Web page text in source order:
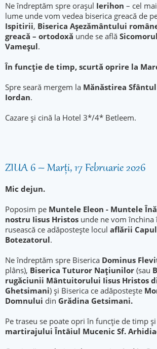
Ne îndreptăm spre oraşul Ierihon – cel
lume unde vom vedea biserica greacă de
Ispitirii, Biserica Aşezământului
greacă – ortodoxă unde se află
Vameșul.
În funcție de timp, scurtă oprire la
Spre seară mergem la Mănăstirea
Iordan.
Cazare şi cină la Hotel 3*/4* Betleem.
ZIUA 6 – Marți, 17 Februarie 2026
Mic dejun.
Poposim pe Muntele Eleon - Muntele
nostru Iisus Hristos unde ne vom închina
rusească ce adăpostește locul aflării
Botezatorul.
Ne îndreptăm spre Biserica Dominus
plâns), Biserica Tuturor Naţiunilor (sau
rugăciunii Mântuitorului Iisus Hristos
Ghetsimani) şi Biserica ce adăpostește
Domnului din Grădina Getsimani.
Pe traseu se poate opri în funcție de timp
martirajului Întâiul Mucenic Sf.